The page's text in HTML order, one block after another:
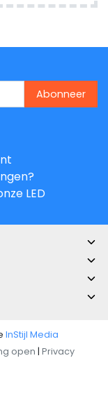
Abonneer
LED
InStijl Media
open Privacy